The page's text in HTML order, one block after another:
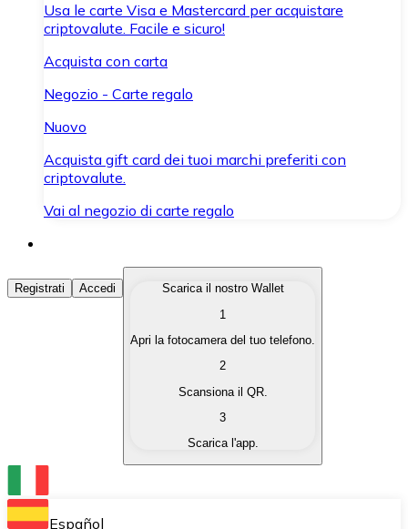
Usa le carte Visa e Mastercard per acquistare
criptovalute. Facile e sicuro!
Acquista con carta
Negozio - Carte regalo
Nuovo
Acquista gift card dei tuoi marchi preferiti con
criptovalute.
Vai al negozio di carte regalo
Acquista Criptovalute
Acquista le criptovalute che ti interessano in modo
Converti le tue criptovalute in valuta fiat quando ne
Scambia una criptovaluta con un'altra
Conserva le tue cripto in un Wallet self-custodial.
Registrati Accedi
Scarica il nostro Wallet
1
Apri la fotocamera del tuo telefono.
2
Scansiona il QR.
3
Scarica l'app.
Español